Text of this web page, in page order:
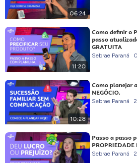
06:24
11:20
Como definir o
passo
GRATUITA
Sebrae Paraná
10:28
Como planejar
NEGÓCIO.
Sebrae Paraná
Passo a passo
PROPRIEDADE
Sebrae Paraná